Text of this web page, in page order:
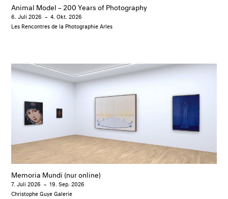
Animal Model – 200 Years of Photography
6. Juli 2026 –4. Okt. 2026
Les Rencontres de la Photographie Arles
Memoria Mundi (nur online)
7. Juli 2026 –19. Sep. 2026
Christophe Guye Galerie